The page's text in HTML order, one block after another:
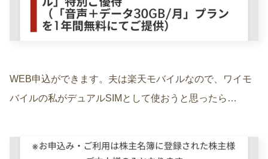
WEB申込ができます。夫は楽天モバイルなので、ワイモ
バイルの私がデュアルSIMとして使おうと思ったら…